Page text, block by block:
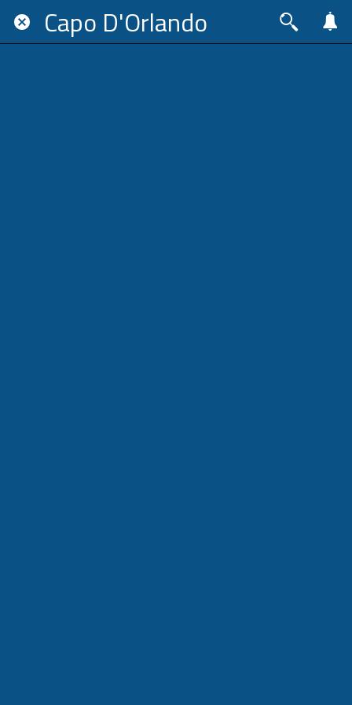
Capo D'Orlando